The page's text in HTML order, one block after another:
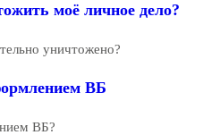
моё личное дело?
уничтожено?
ВБ
ВБ?